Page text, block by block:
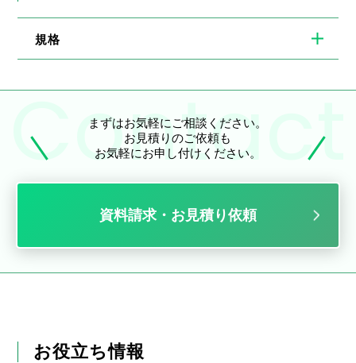
規格
まずはお気軽にご相談ください。
お見積りのご依頼も
お気軽にお申し付けください。
資料請求・お見積り依頼
お役立ち情報